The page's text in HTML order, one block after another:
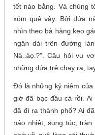
tết nào bằng. Và chúng
xóm quê vậy. Bởi đứa
nhìn theo bà hàng kẹo
ngân dài trên đường
Nà..àọ.?". Câu hỏi vu
những đứa trẻ chạy ra,
Đó là những kỷ niệm
giờ đã bạc đầu cả rồi.
đã đi ra thành phố? Ai
náo nhiệt, sung túc,